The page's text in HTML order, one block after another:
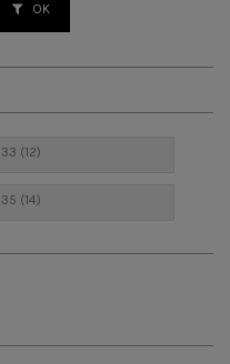
OK
33 (12)
35 (14)